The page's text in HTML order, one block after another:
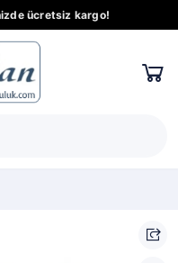
ücretsiz kargo!